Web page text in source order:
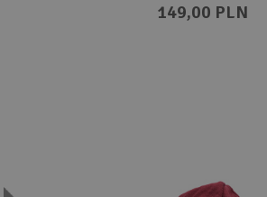
149,00 PLN